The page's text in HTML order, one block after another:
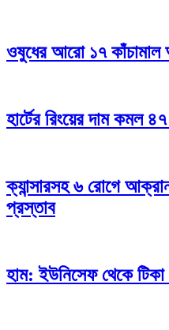
ওষুধের আরো ১৭ কাঁচামাল
হার্টের রিংয়ের দাম কমল
ক্যান্সারসহ ৬ রোগে
প্রস্তাব
হাম: ইউনিসেফ থেকে